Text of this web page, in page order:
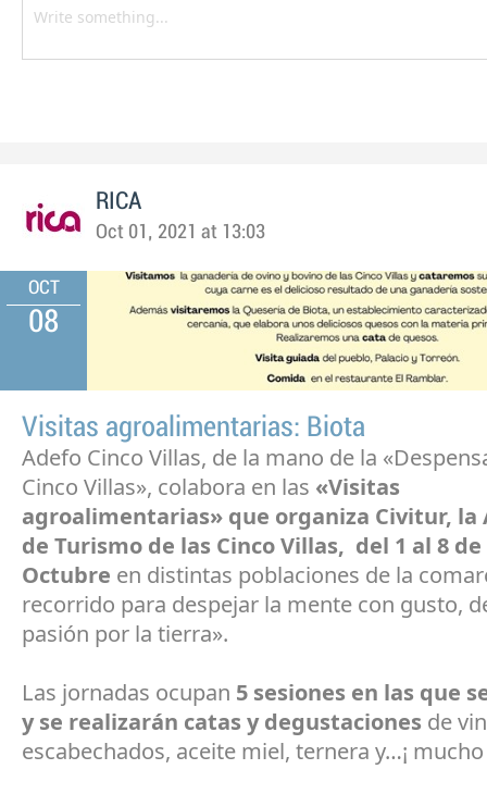
RICA
Oct 01, 2021 at 13:03
OCT
08
Visitas agroalimentarias: Biota
Adefo Cinco Villas, de la mano de la
Cinco Villas», colabora en las «Visitas
agroalimentarias» que organiza Civitur, la
de Turismo de las Cinco Villas, del 1 al 8 de
Octubre en distintas poblaciones de la
recorrido para despejar la mente con gusto,
pasión por la tierra».
Las jornadas ocupan 5 sesiones en las que
y se realizarán catas y degustaciones de
escabechados, aceite miel, ternera y…¡